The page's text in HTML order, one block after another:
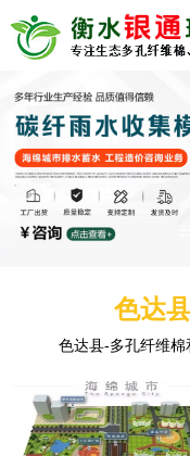
色达
色达县-多孔纤维